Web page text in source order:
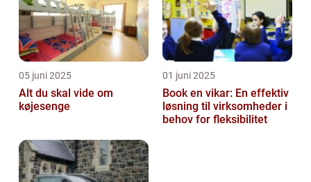
05 juni 2025
Alt du skal vide om
køjesenge
01 juni 2025
Book en vikar: En effektiv
løsning til virksomheder i
behov for fleksibilitet